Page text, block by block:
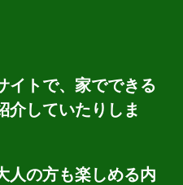
イトで、家でできる
介していたりしま
人の方も楽しめる内